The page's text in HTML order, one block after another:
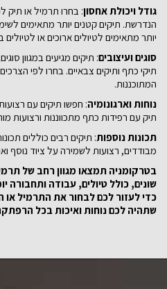
גודל ויכולת אחסון: בחרו תרמיל או תיק
הנדרשת. תיקים קטנים יותר מתאימים
יותר מתאימים לטיולים ארוכים או
סוגים ועיצובים: תיקים מגיעים במגוון
תיקי כתף ותיקים צבאיים. בחרו לפי
המתוכננות.
נוחות וארגונומיה: חפשו תיקים עם
תיק עם רפידות כתף מתכווננות ורצועות
תכונות נוספות: תיקים רבים כוללים
מבודדים, רצועות לשמירה על ציוד נוסף
בטרקומניה תמצאו מגוון רחב של
שונים, כולל טיולים, עבודה ותחבורה
כדי לעזור לכם לבחור את התרמיל או
שתהיה לכם נוחות ואיכות בכל